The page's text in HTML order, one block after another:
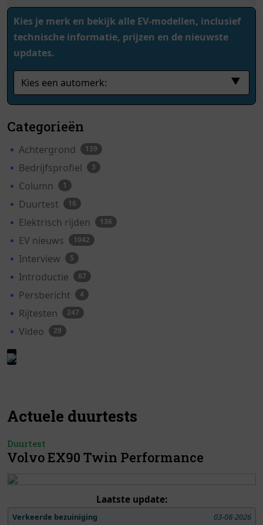
Kies je merk en bekijk alle EV-modellen, inclusief
technische informatie, prijzen en de nieuwste
updates.
▼
Categorieën
Achtergrond 139
Bedrijfsprofiel 3
Column 1
Duurtest 16
Elektrisch rijden 136
EV nieuws 1042
Interview 5
Introductie 67
Persbericht 4
Rijtesten 247
Video 29
Actuele duurtests
Duurtest
Volvo EX90 Twin Performance
Laatste update:
Verkeerde bezuiniging
03-08-2026